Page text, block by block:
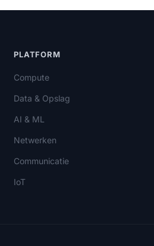
PLATFORM
Compute
Data & Opslag
AI & ML
Netwerken
Communicatie
IoT